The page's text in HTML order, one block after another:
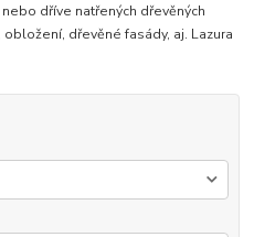
dříve natřených dřevěných
dřevěné fasády, aj. Lazura